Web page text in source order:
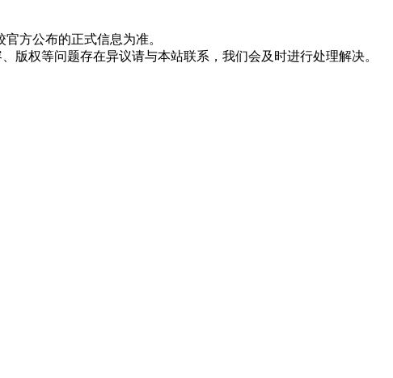
方公布的正式信息为准。
权等问题存在异议请与本站联系，我们会及时进行处理解决。